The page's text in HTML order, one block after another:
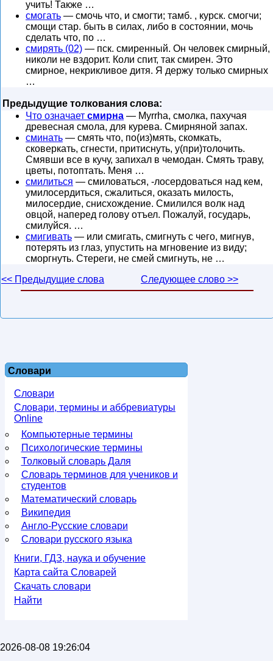
учить! Также …
смогать — смочь что, и смогти; тамб. , курск. смогчи;
смощи стар. быть в силах, либо в состоянии, мочь
сделать что, по …
смирять (02) — пск. смиренный. Он человек смирный,
николи не вздорит. Коли спит, так смирен. Это
смирное, некрикливое дитя. Я держу только смирных
…
Предыдущие толкования слова:
Что означает смирна — Myrrha, смолка, пахучая
древесная смола, для курева. Смирняной запах.
сминать — смять что, по(из)мять, скомкать,
сковеркать, сгнести, притиснуть, у(при)толочить.
Смявши все в кучу, запихал в чемодан. Смять траву,
цветы, потоптать. Меня …
смилиться — смиловаться, -лосердоваться над кем,
умилосердиться, сжалиться, оказать милость,
милосердие, снисхождение. Смилился волк над
овцой, наперед голову отъел. Пожалуй, государь,
смилуйся. …
смигивать — или смигать, смигнуть с чего, мигнув,
потерять из глаз, упустить на мгновение из виду;
сморгнуть. Стереги, не смей смигнуть, не …
<< Предыдущие слова
Следующее слово >>
Словари
Словари
Словари, термины и аббревиатуры
Online
Компьютерные термины
Психологические термины
Толковый словарь Даля
Словарь терминов для учеников и
студентов
Математический словарь
Википедия
Англо-Русские словари
Словари русского языка
Книги, ГДЗ, наука и обучение
Карта сайта Словарей
Скачать словари
Найти
2026-08-08 19:26:04